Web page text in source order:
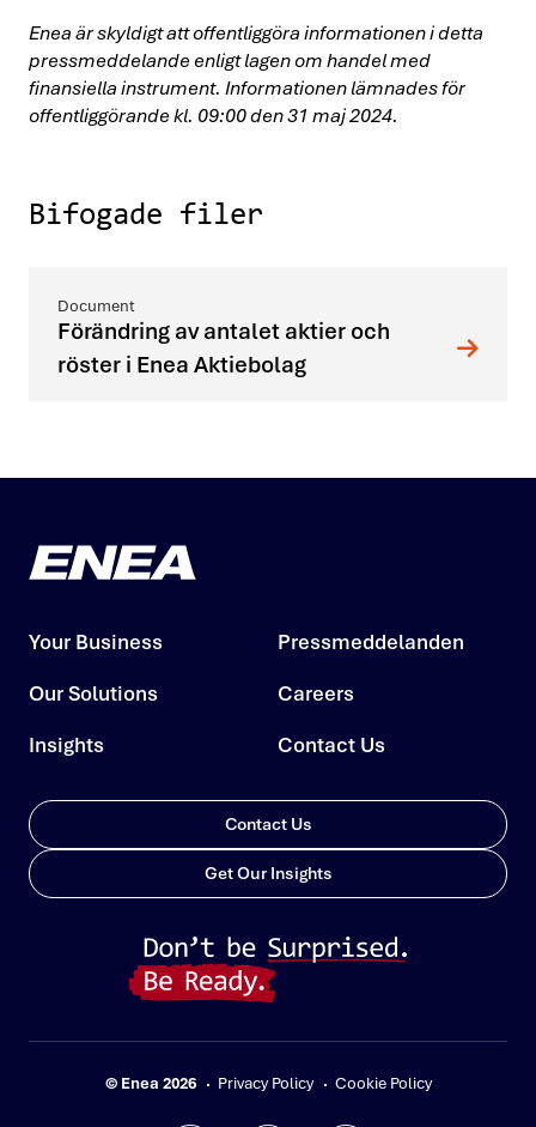
Enea är skyldigt att offentliggöra informationen i detta
pressmeddelande enligt lagen om handel med
finansiella instrument. Informationen lämnades för
offentliggörande kl. 09:00 den 31 maj 2024.
Bifogade filer
Förändring av antalet aktier och
röster i Enea Aktiebolag
Your Business
Our Solutions
Insights
Pressmeddelanden
Careers
Contact Us
Contact Us
Get Our Insights
© Enea 2026 Privacy Policy Cookie Policy